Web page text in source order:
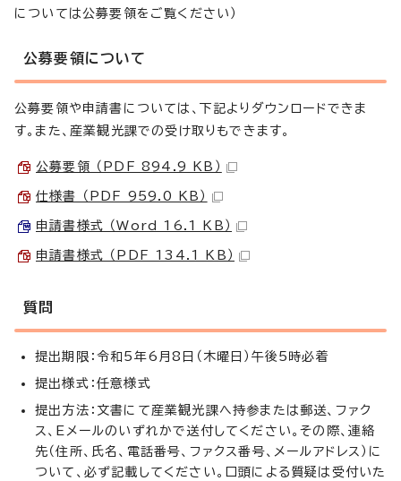
については公募要領をご覧ください）
公募要領について
公募要領や申請書については、下記よりダウンロードできま
す。また、産業観光課での受け取りもできます。
公募要領 （PDF 894.9 KB）
仕様書 （PDF 959.0 KB）
申請書様式 （Word 16.1 KB）
申請書様式 （PDF 134.1 KB）
質問
提出期限：令和5年6月8日（木曜日）午後5時必着
提出様式：任意様式
提出方法：文書にて産業観光課へ持参または郵送、ファク
ス、Eメールのいずれかで送付してください。その際、連絡
先（住所、氏名、電話番号、ファクス番号、メールアドレス）に
ついて、必ず記載してください。口頭による質疑は受付いた